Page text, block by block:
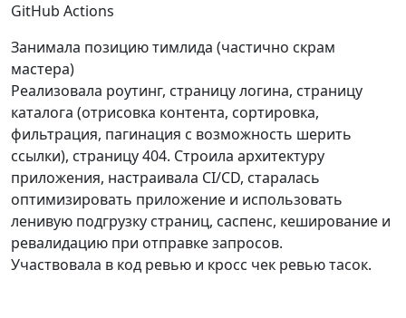
GitHub Actions
Занимала позицию тимлида (частично скрам
мастера)
Реализовала роутинг, страницу логина, страницу
каталога (отрисовка контента, сортировка,
фильтрация, пагинация с возможность шерить
ссылки), страницу 404. Строила архитектуру
приложения, настраивала CI/CD, старалась
оптимизировать приложение и использовать
ленивую подгрузку страниц, саспенс, кеширование и
ревалидацию при отправке запросов.
Участвовала в код ревью и кросс чек ревью тасок.